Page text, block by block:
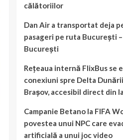
călătoriilor
Dan Air a transportat deja
pasageri pe ruta București –
București
Rețeaua internă FlixBus se
conexiuni spre Delta
Brașov, accesibil direct din
Campanie Betano la FIFA
povestea unui NPC care
artificială a unui joc video